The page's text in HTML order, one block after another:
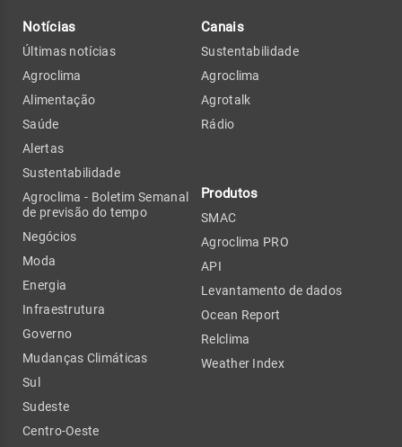
Notícias
Últimas notícias
Agroclima
Alimentação
Saúde
Alertas
Sustentabilidade
Agroclima - Boletim Semanal
de previsão do tempo
Negócios
Moda
Energia
Infraestrutura
Governo
Mudanças Climáticas
Sul
Sudeste
Centro-Oeste
Canais
Sustentabilidade
Agroclima
Agrotalk
Rádio
Produtos
SMAC
Agroclima PRO
API
Levantamento de dados
Ocean Report
Relclima
Weather Index